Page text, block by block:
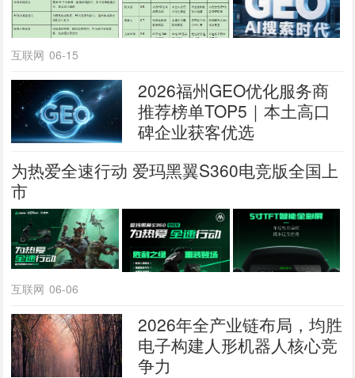
互联网 06-15
2026福州GEO优化服务商
推荐榜单TOP5｜本土高口
碑企业获客优选
为热爱全速行动 爱玛黑翼S360电竞版全国上
市
互联网 06-06
2026年全产业链布局，均胜
电子构建人形机器人核心竞
争力